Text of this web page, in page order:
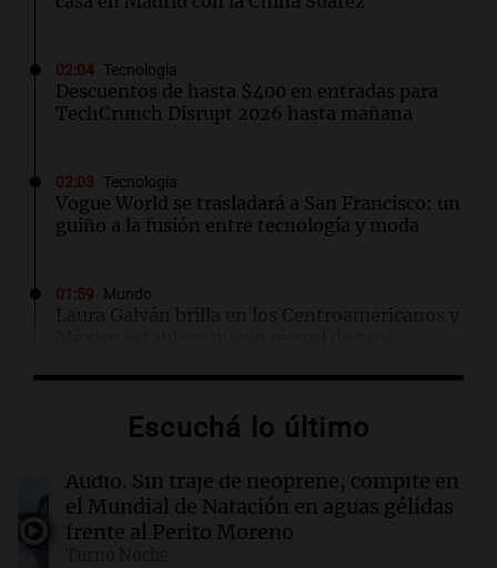
02:04 Tecnología
Descuentos de hasta $400 en entradas para
TechCrunch Disrupt 2026 hasta mañana
02:03 Tecnología
Vogue World se trasladará a San Francisco: un
guiño a la fusión entre tecnología y moda
01:59 Mundo
Laura Galván brilla en los Centroamericanos y
La fertilización podría depender del trabajo en
estudio
01:24 Mundo
Escuchá lo último
Audio. Sin traje de neoprene, compite en
el Mundial de Natación en aguas gélidas
frente al Perito Moreno